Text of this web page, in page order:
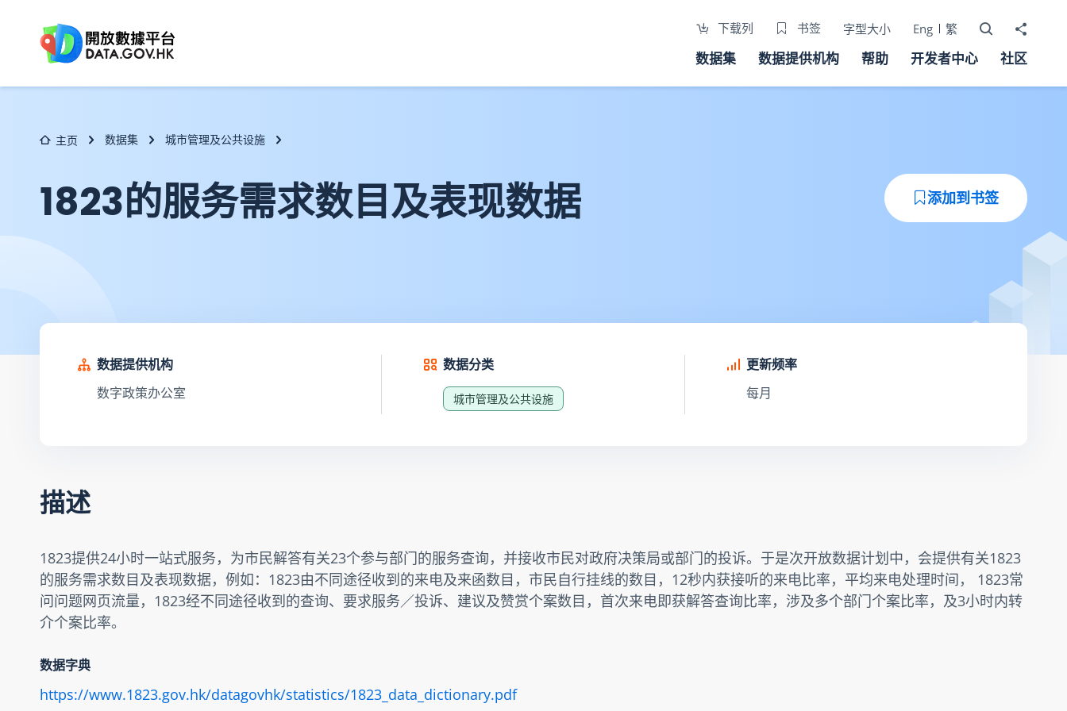
下载列 书签 字型大小 Eng 繁 打开搜寻器
分享至
数据集 数据提供机构 帮助 开发者中心 社区
主页 数据集 城市管理及公共设施
1823的服务需求数目及表现数据 添加到书签
数据提供机构
数字政策办公室
数据分类
城市管理及公共设施
更新频率
每月
描述
1823提供24小时一站式服务，为市民解答有关23个参与部门的服务查询，并接收市民对政府决策局或部门的投诉。于是次开放数据计划中，会提供有关1823
的服务需求数目及表现数据，例如：1823由不同途径收到的来电及来函数目，市民自行挂线的数目，12秒内获接听的来电比率，平均来电处理时间， 1823常
问问题网页流量，1823经不同途径收到的查询、要求服务／投诉、建议及赞赏个案数目，首次来电即获解答查询比率，涉及多个部门个案比率，及3小时内转
介个案比率。
数据字典
https://www.1823.gov.hk/datagovhk/statistics/1823_data_dictionary.pdf